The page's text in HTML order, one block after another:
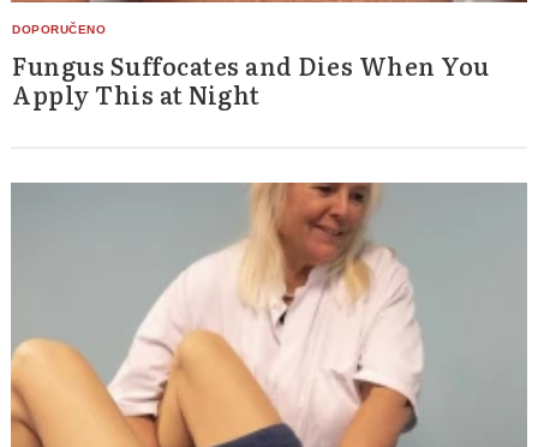
Fungus Suffocates and Dies When You
Apply This at Night